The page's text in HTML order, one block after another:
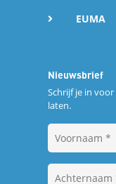
EUMA
Nieuwsbrief
Schrijf je in
laten.